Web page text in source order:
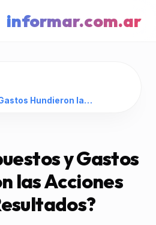
informar.com.ar
Meta: ¿Impuestos y Gastos Hundieron las Acciones Tras Resultados?
y Gastos
las Acciones